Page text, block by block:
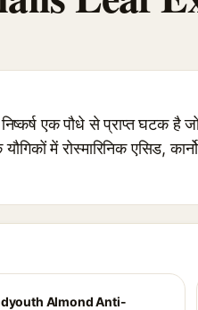
एक पौधे से प्राप्त घटक
में रोस्मारिनिक एसिड,
Almond Anti-